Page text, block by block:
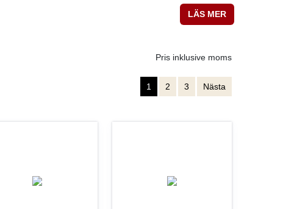
LÄS MER
Pris inklusive moms
1 2 3 Nästa